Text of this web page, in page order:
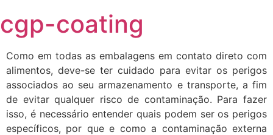
to
content
cgp-coating
Como em todas as embalagens em contato direto com
alimentos, deve-se ter cuidado para evitar os perigos
associados ao seu armazenamento e transporte, a fim
de evitar qualquer risco de contaminação. Para fazer
isso, é necessário entender quais podem ser os perigos
específicos, por que e como a contaminação externa